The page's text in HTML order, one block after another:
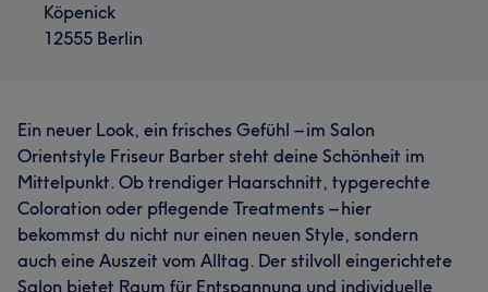
Köpenick
12555 Berlin
Ein neuer Look, ein frisches Gefühl – im Salon
Orientstyle Friseur Barber steht deine Schönheit im
Mittelpunkt. Ob trendiger Haarschnitt, typgerechte
Coloration oder pflegende Treatments – hier
bekommst du nicht nur einen neuen Style, sondern
auch eine Auszeit vom Alltag. Der stilvoll eingerichtete
Salon bietet Raum für Entspannung und individuelle